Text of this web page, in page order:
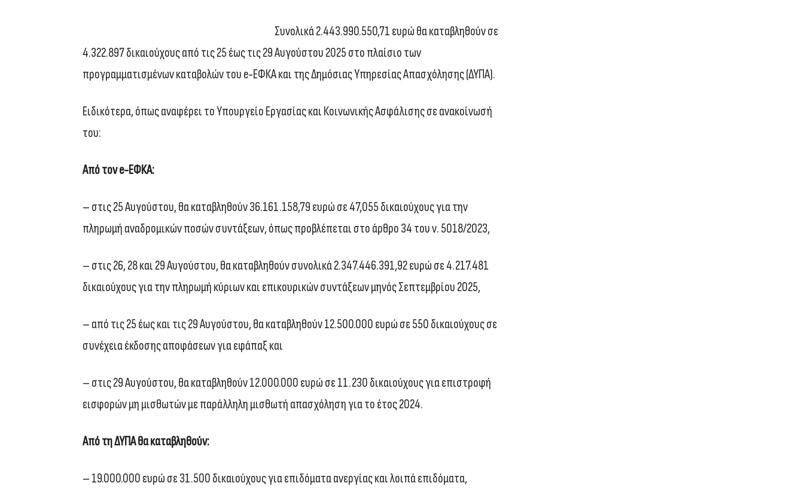
Συνολικά 2.443.990.550,71 ευρώ θα καταβληθούν σε
4.322.897 δικαιούχους από τις 25 έως τις 29 Αυγούστου 2025 στο πλαίσιο των
προγραμματισμένων καταβολών του e-ΕΦΚΑ και της Δημόσιας Υπηρεσίας Απασχόλησης (ΔΥΠΑ).
Ειδικότερα, όπως αναφέρει το Υπουργείο Εργασίας και Κοινωνικής Ασφάλισης σε ανακοίνωσή
του:
Από τον e-ΕΦΚΑ:
– στις 25 Αυγούστου, θα καταβληθούν 36.161.158,79 ευρώ σε 47,055 δικαιούχους για την
πληρωμή αναδρομικών ποσών συντάξεων, όπως προβλέπεται στο άρθρο 34 του ν. 5018/2023,
– στις 26, 28 και 29 Αυγούστου, θα καταβληθούν συνολικά 2.347.446.391,92 ευρώ σε 4.217.481
δικαιούχους για την πληρωμή κύριων και επικουρικών συντάξεων μηνός Σεπτεμβρίου 2025,
– από τις 25 έως και τις 29 Αυγούστου, θα καταβληθούν 12.500.000 ευρώ σε 550 δικαιούχους σε
συνέχεια έκδοσης αποφάσεων για εφάπαξ και
– στις 29 Αυγούστου, θα καταβληθούν 12.000.000 ευρώ σε 11.230 δικαιούχους για επιστροφή
εισφορών μη μισθωτών με παράλληλη μισθωτή απασχόληση για το έτος 2024.
Από τη ΔΥΠΑ θα καταβληθούν:
– 19.000.000 ευρώ σε 31.500 δικαιούχους για επιδόματα ανεργίας και λοιπά επιδόματα,